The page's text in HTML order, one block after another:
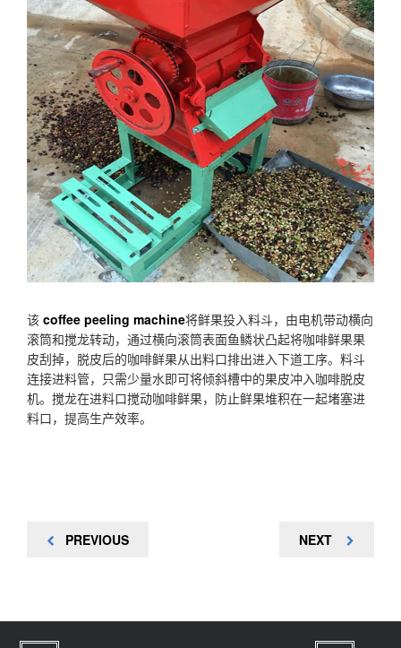
该 coffee peeling machine将鲜果投入料斗，由电机带动横向
滚筒和搅龙转动，通过横向滚筒表面鱼鳞状凸起将咖啡鲜果果
皮刮掉，脱皮后的咖啡鲜果从出料口排出进入下道工序。料斗
连接进料管，只需少量水即可将倾斜槽中的果皮冲入咖啡脱皮
机。搅龙在进料口搅动咖啡鲜果，防止鲜果堆积在一起堵塞进
料口，提高生产效率。
文
航
PREVIOUS
PREVIOUS
NEXT
NEXT